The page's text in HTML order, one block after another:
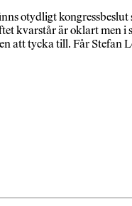
otydligt
kvarstår är oklart men
att tycka till. Får